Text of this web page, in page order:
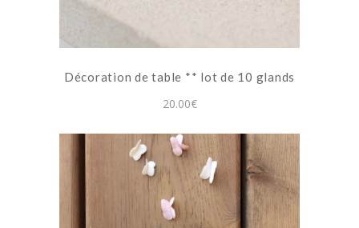
Décoration de table ** lot de 10 glands
20.00€